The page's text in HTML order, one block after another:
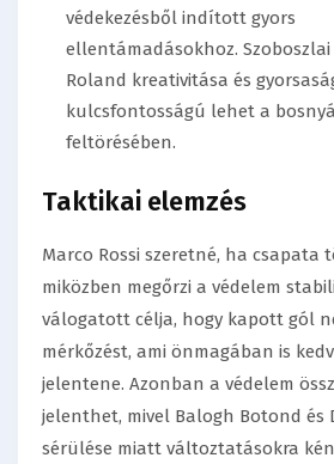
védekezésből indított gyors
ellentámadásokhoz.
Roland kreativitása és
kulcsfontosságú lehet a
feltörésében.
Taktikai elemzés
Marco Rossi szeretné, ha csapata
miközben megőrzi a védelem
válogatott célja, hogy kapott gól
mérkőzést, ami önmagában is
jelentene. Azonban a védelem
jelenthet, mivel Balogh Botond és
sérülése miatt változtatásokra